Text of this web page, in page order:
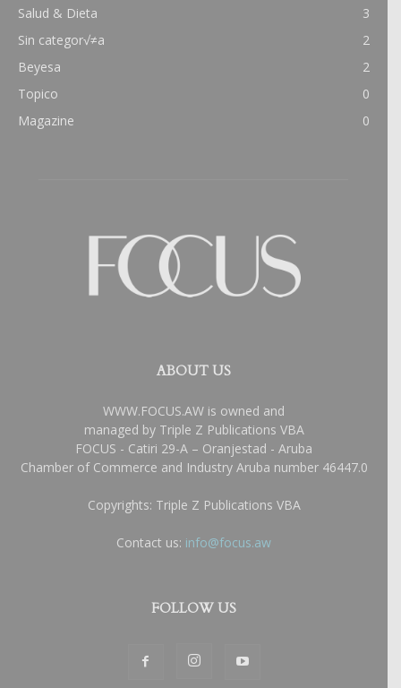
Salud & Dieta
3
Sin categor√≠a
2
Beyesa
2
Topico
0
Magazine
0
ABOUT US
WWW.FOCUS.AW is owned and
managed by Triple Z Publications VBA
FOCUS - Catiri 29-A – Oranjestad - Aruba
Chamber of Commerce and Industry Aruba number 46447.0
Copyrights: Triple Z Publications VBA
Contact us: info@focus.aw
FOLLOW US